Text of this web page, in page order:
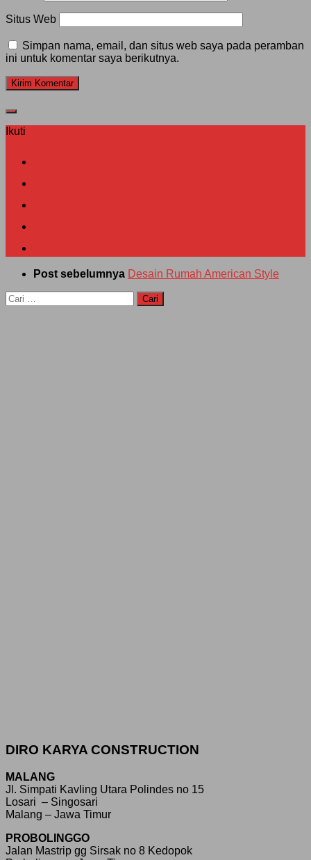
Situs Web
Simpan nama, email, dan situs web saya pada peramban
ini untuk komentar saya berikutnya.
Ikuti
Post sebelumnya Desain Rumah American Style
Cari
untuk:
DIRO KARYA CONSTRUCTION
MALANG
Jl. Simpati Kavling Utara Polindes no 15
Losari – Singosari
Malang – Jawa Timur
PROBOLINGGO
Jalan Mastrip gg Sirsak no 8 Kedopok